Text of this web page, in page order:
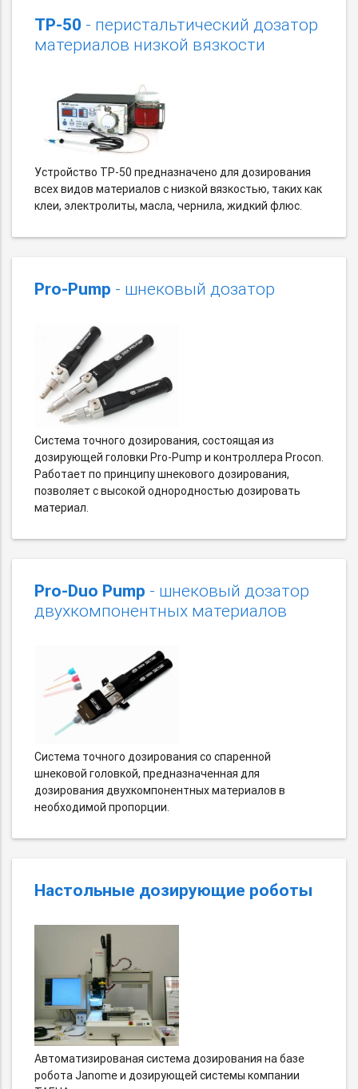
TP-50 - перистальтический дозатор
материалов низкой вязкости
Устройство TP-50 предназначено для дозирования
всех видов материалов с низкой вязкостью, таких как
клеи, электролиты, масла, чернила, жидкий флюс.
Pro-Pump - шнековый дозатор
Система точного дозирования, состоящая из
дозирующей головки Pro-Pump и контроллера Procon.
Работает по принципу шнекового дозирования,
позволяет с высокой однородностью дозировать
материал.
Pro-Duo Pump - шнековый дозатор
двухкомпонентных материалов
Система точного дозирования со спаренной
шнековой головкой, предназначенная для
дозирования двухкомпонентных материалов в
необходимой пропорции.
Настольные дозирующие роботы
Автоматизированая система дозирования на базе
робота Janome и дозирующей системы компании